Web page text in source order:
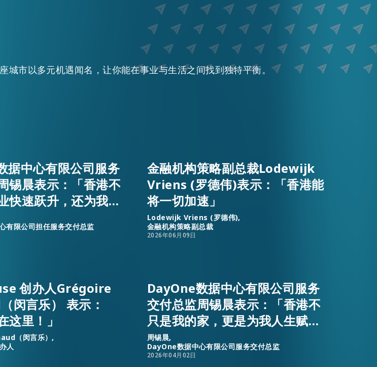
市以多元机遇闻名，让你能在事业与生活之间找到独特平衡。
据中心有限公司服务
锡晨表示：「香港不
快速跃升，还为我和
个安乐窝。」
有限公司担任服务交付总监
金融机构策略副总裁Lodewijk
Vriens (罗德伟)表示：「香港能
将一切加速」
Lodewijk Vriens (罗德伟),
金融机构策略副总裁
2026年06月09日
创办人Grégoire
闵言乐） 表示：
这里！」
（闵言乐）,
人
DayOne数据中心有限公司服务
交付总监周锡晨表示：「香港不
只是我的家，更是为我人生赋能
加成的地方。」
周锡晨,
DayOne数据中心有限公司服务交付总监
2026年04月02日